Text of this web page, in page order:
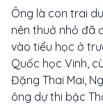
Ông là con trai
nên thuở nhỏ đã
vào tiểu học ở
Quốc học Vinh,
Đặng Thai Mai,
ông dự thi bậc